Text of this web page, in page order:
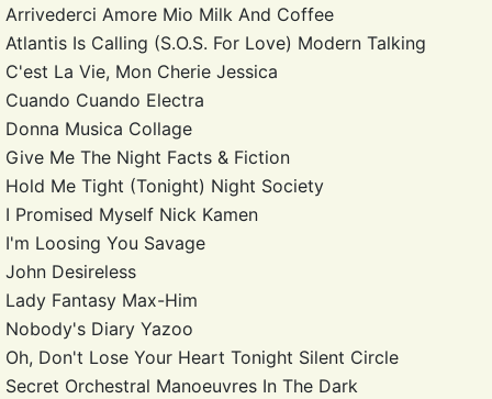
Arrivederci Amore Mio Milk And Coffee
Atlantis Is Calling (S.O.S. For Love) Modern Talking
C'est La Vie, Mon Cherie Jessica
Cuando Cuando Electra
Donna Musica Collage
Give Me The Night Facts & Fiction
Hold Me Tight (Tonight) Night Society
I Promised Myself Nick Kamen
I'm Loosing You Savage
John Desireless
Lady Fantasy Max-Him
Nobody's Diary Yazoo
Oh, Don't Lose Your Heart Tonight Silent Circle
Secret Orchestral Manoeuvres In The Dark